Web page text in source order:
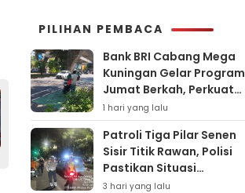
PILIHAN PEMBACA
Bank BRI Cabang Mega
Kuningan Gelar Program
Jumat Berkah, Perkuat
Komitmen untuk Saling
Berbagai
1 hari yang lalu
Patroli Tiga Pilar Senen
Sisir Titik Rawan, Polisi
Pastikan Situasi
Kamtibmas Kondusif
3 hari yang lalu